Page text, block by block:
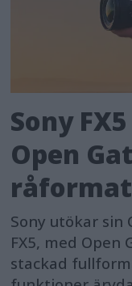
Sony
Open
Sony utökar sin
FX5, med Open
stackad